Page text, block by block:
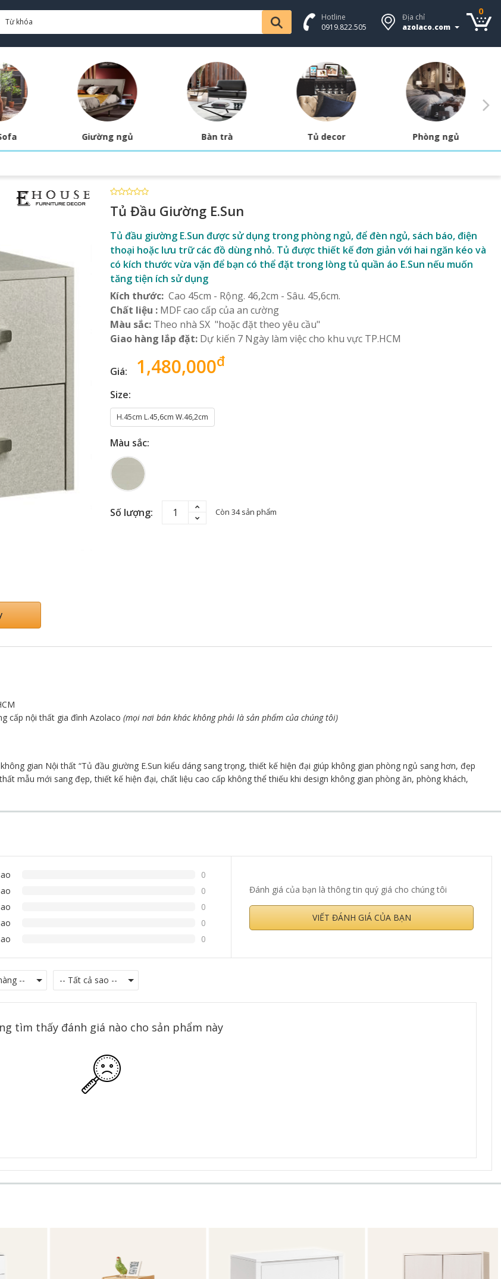
Hotline
0919.822.505
Địa chỉ
azolaco.com
0
Giường ngủ Bàn trà Tủ decor Phòng ngủ
Tủ Đầu Giường E.Sun
Tủ đầu giường E.Sun được sử dụng trong phòng ngủ, để đèn ngủ, sách báo, điện
thoại hoặc lưu trữ các đồ dùng nhỏ. Tủ được thiết kế đơn giản với hai ngăn kéo và
có kích thước vừa vặn để bạn có thể đặt trong lòng tủ quần áo E.Sun nếu muốn
tăng tiện ích sử dụng
Kích thước: Cao 45cm - Rộng. 46,2cm - Sâu. 45,6cm.
Chất liệu : MDF cao cấp của an cường
Màu sắc: Theo nhà SX "hoặc đặt theo yêu cầu"
Giao hàng lắp đặt: Dự kiến 7 Ngày làm việc cho khu vực TP.HCM
Giá: 1,480,000đ
Size:
H.45cm L.45,6cm W.46,2cm
Màu sắc:
Số lượng: Còn 34 sản phẩm
cấp nội thất gia đình Azolaco (mọi nơi bán khác không phải là sản phẩm của chúng tôi)
gian Nội thất “Tủ đầu giường E.Sun kiểu dáng sang trọng, thiết kế hiện đại giúp không gian phòng ngủ sang hơn, đẹp
mẫu mới sang đẹp, thiết kế hiện đại, chất liệu cao cấp không thể thiếu khi design không gian phòng ăn, phòng khách,
0
0
0
0
0
Đánh giá của bạn là thông tin quý giá cho chúng tôi
VIẾT ĐÁNH GIÁ CỦA BẠN
tìm thấy đánh giá nào cho sản phẩm này